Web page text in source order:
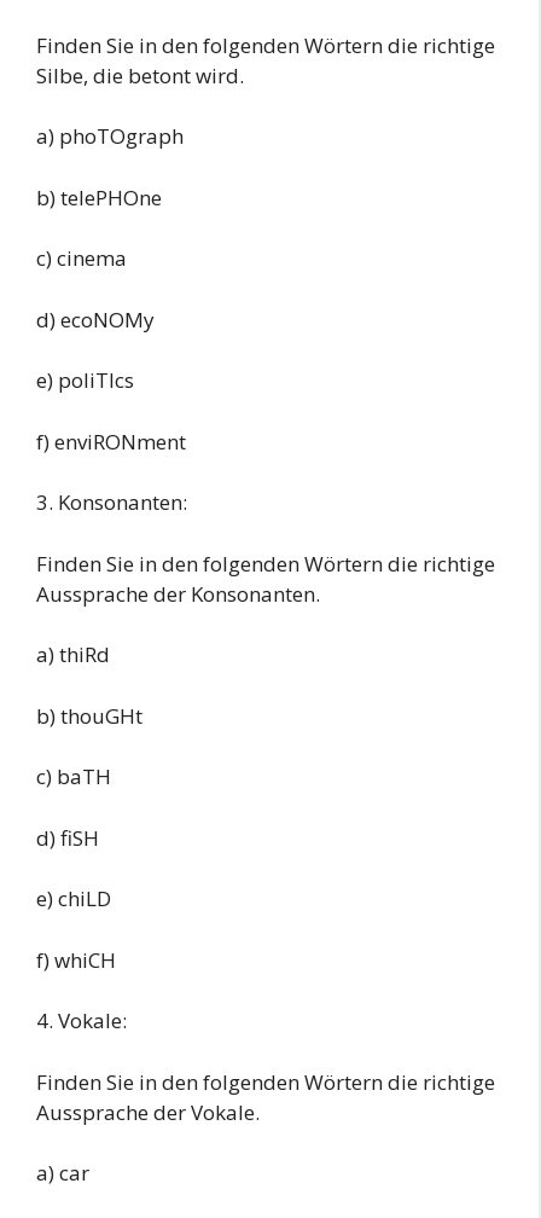
Finden Sie in den folgenden Wörtern die richtige
Silbe, die betont wird.
a) phoTOgraph
b) telePHOne
c) cinema
d) ecoNOMy
e) poliTIcs
f) enviRONment
3. Konsonanten:
Finden Sie in den folgenden Wörtern die richtige
Aussprache der Konsonanten.
a) thiRd
b) thouGHt
c) baTH
d) fiSH
e) chiLD
f) whiCH
4. Vokale:
Finden Sie in den folgenden Wörtern die richtige
Aussprache der Vokale.
a) car